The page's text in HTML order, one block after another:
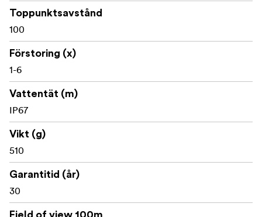
änden stöder skytte med båda ögonen öppna och
extremt snabba övergångar mellan målen, medan
mål och tätare skott på längre praktiska avstånd.
30 mm tub med stort justeringsområde- 30 mm
huvudtub maximerar den interna justeringsrörelsen
kompakt och välbalanserat på geväret.
- 0,1 MIL klickvärde
med 40 MIL elevation och 40 MIL windagejustering
Toppunktsavstånd
100
Förstoring (x)
1-6
Vattentät (m)
IP67
Vikt (g)
510
Garantitid (år)
30
Field of view 100m